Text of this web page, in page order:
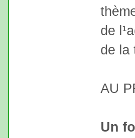
de
de la
AU
Un